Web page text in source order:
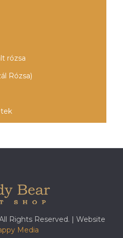
rózsa
Rózsa)
Rights Reserved. | Website
Media